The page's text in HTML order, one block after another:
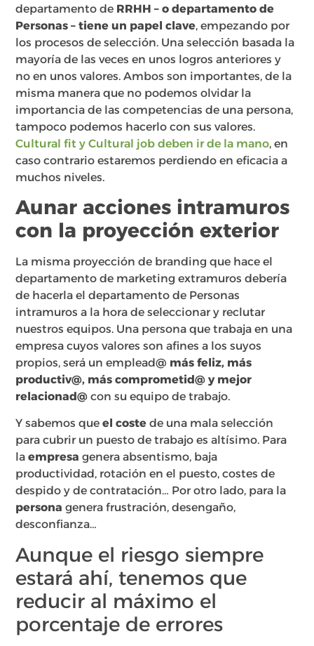
departamento de RRHH – o departamento de
Personas – tiene un papel clave, empezando por
los procesos de selección. Una selección basada la
mayoría de las veces en unos logros anteriores y
no en unos valores. Ambos son importantes, de la
misma manera que no podemos olvidar la
importancia de las competencias de una persona,
tampoco podemos hacerlo con sus valores.
Cultural fit y Cultural job deben ir de la mano, en
caso contrario estaremos perdiendo en eficacia a
muchos niveles.
Aunar acciones intramuros
con la proyección exterior
La misma proyección de branding que hace el
departamento de marketing extramuros debería
de hacerla el departamento de Personas
intramuros a la hora de seleccionar y reclutar
nuestros equipos. Una persona que trabaja en una
empresa cuyos valores son afines a los suyos
propios, será un emplead@ más feliz, más
productiv@, más comprometid@ y mejor
relacionad@ con su equipo de trabajo.
Y sabemos queel coste de una mala selección
para cubrir un puesto de trabajo es altísimo. Para
laempresagenera absentismo, baja
productividad, rotación en el puesto, costes de
despido y de contratación… Por otro lado, para la
personagenera frustración, desengaño,
desconfianza…
Aunque el riesgo siempre
estará ahí, tenemos que
reducir al máximo el
porcentaje de errores